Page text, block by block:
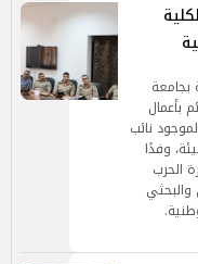
بجامعة
بأعمال
نائب
وفدًا
الحرب
والبحثي